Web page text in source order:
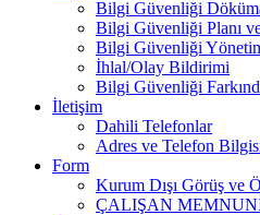
Bilgi Güvenliği
Bilgi Güvenliği Planı
Bilgi Güvenliği
İhlal/Olay Bildirimi
Bilgi Güvenliği
İletişim
Dahili Telefonlar
Adres ve Telefon
Form
Kurum Dışı Görüş ve
ÇALIŞAN